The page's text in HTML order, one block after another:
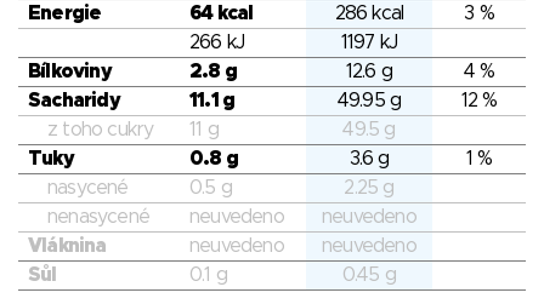
Energie 64 kcal 286 kcal
3 %
266 kJ
1197 kJ
Bílkoviny
2.8 g 12.6 g
4 %
Sacharidy
11.1 g 49.95 g
12 %
z toho cukry
11 g
49.5 g
Tuky
0.8 g 3.6 g
1 %
nasycené
0.5 g
2.25 g
nenasycené
neuvedeno
neuvedeno
Vláknina
neuvedeno
neuvedeno
Sůl
0.1 g 0.45 g